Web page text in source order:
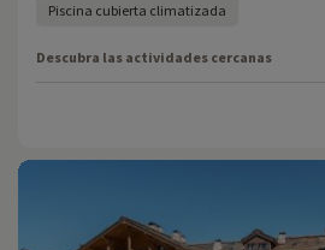
Piscina cubierta climatizada
Descubra las actividades cercanas